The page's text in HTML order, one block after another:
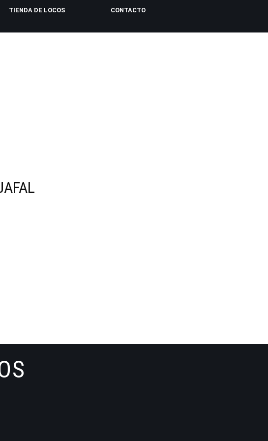
TIENDA DE LOCOS
CONTACTO